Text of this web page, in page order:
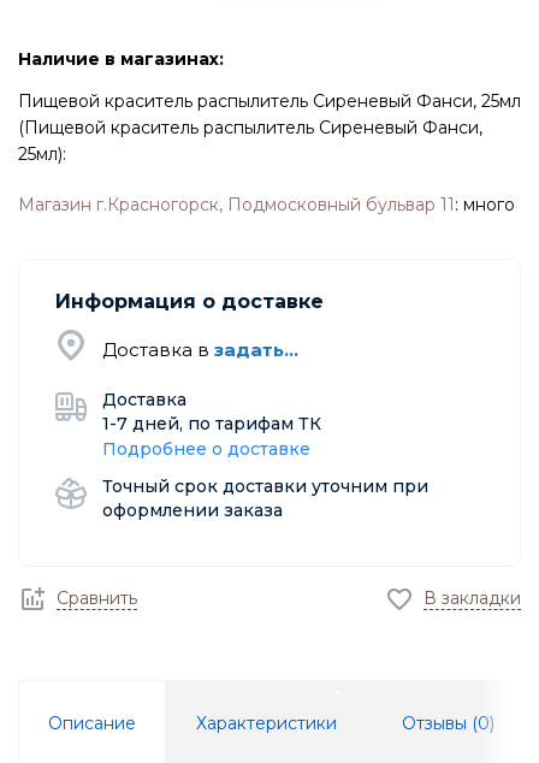
Наличие в магазинах:
Пищевой краситель распылитель Сиреневый Фанси, 25мл
(Пищевой краситель распылитель Сиреневый Фанси,
25мл):
Магазин г.Красногорск, Подмосковный бульвар 11: много
Информация о доставке
Доставка в задать...
Доставка
1-7 дней, по тарифам ТК
Подробнее о доставке
Точный срок доставки уточним при
оформлении заказа
Сравнить В закладки
Описание Характеристики Отзывы (0)